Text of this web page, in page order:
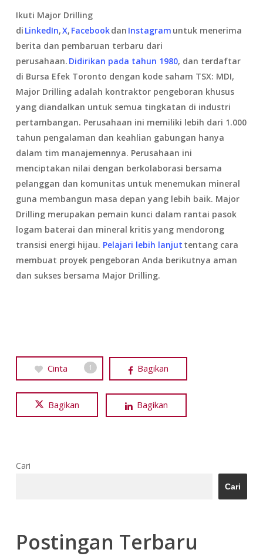
Ikuti Major Drilling
di LinkedIn,X, Facebookdan Instagram untuk menerima
berita dan pembaruan terbaru dari
perusahaan. Didirikan pada tahun 1980, dan terdaftar
di Bursa Efek Toronto dengan kode saham TSX: MDI,
Major Drilling adalah kontraktor pengeboran khusus
yang diandalkan untuk semua tingkatan di industri
pertambangan. Perusahaan ini memiliki lebih dari 1.000
tahun pengalaman dan keahlian gabungan hanya
dalam tim manajemennya. Perusahaan ini
menciptakan nilai dengan berkolaborasi bersama
pelanggan dan komunitas untuk menemukan mineral
guna membangun masa depan yang lebih baik. Major
Drilling merupakan pemain kunci dalam rantai pasok
logam baterai dan mineral kritis yang mendorong
transisi energi hijau. Pelajari lebih lanjut tentang cara
membuat proyek pengeboran Anda berikutnya aman
dan sukses bersama Major Drilling.
Cinta 1 Bagikan
Bagikan Bagikan
Cari
Cari
Postingan Terbaru